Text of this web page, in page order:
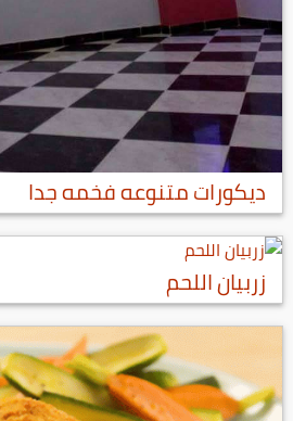
ديكورات متنوعه فخمه جدا
زربيان اللحم